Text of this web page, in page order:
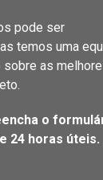
pode ser
temos uma
as
o
24 horas úteis.